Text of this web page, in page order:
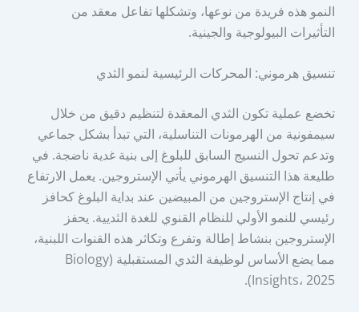
النمو هذه فريدة من نوعها، وتشكلها تفاعل معقد من
التأثيرات البيولوجية والجينية.
تنسيق هرموني: المحركات الرئيسية لنمو الثدي
تخضع عملية تكون الثدي المعقدة لتنظيم دقيق من خلال
سيمفونية من الهرمونات التناسلية، التي تبدأ بشكل جماعي
وتدعم تحول النسيج السابق للبلوغ إلى بنية غدية ناضجة. في
طليعة هذا التنسيق الهرموني يأتي الإستروجين. يعمل الارتفاع
في إنتاج الإستروجين من المبيضين عند بداية البلوغ كحافز
رئيسي للنمو الأولي للنظام القنوي للغدة الثديية. يحفز
الإستروجين بنشاط إطالة وتفرع وتكاثر هذه القنوات اللبنية،
مما يضع الأساس لوظيفة الثدي المستقبلية (Biology
Insights، 2025).